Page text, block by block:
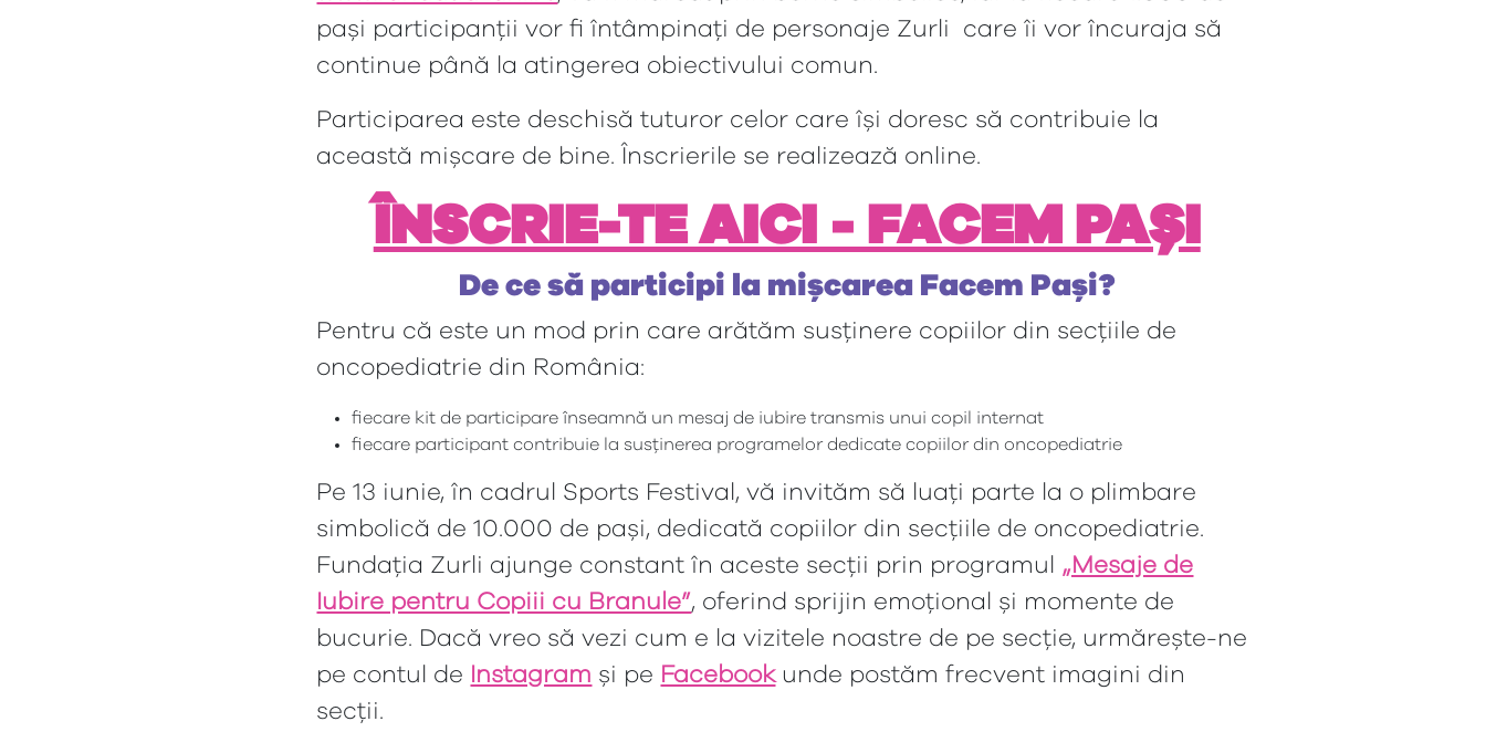
pași participanții vor fi întâmpinați de personaje Zurli care îi vor încuraja să
continue până la atingerea obiectivului comun.
Participarea este deschisă tuturor celor care își doresc să contribuie la
această mișcare de bine. Înscrierile se realizează online.
ÎNSCRIE-TE AICI - FACEM PAȘI
De ce să participi la mișcarea Facem Pași?
Pentru că este un mod prin care arătăm susținere copiilor din secțiile de
oncopediatrie din România:
fiecare kit de participare înseamnă un mesaj de iubire transmis unui copil internat
fiecare participant contribuie la susținerea programelor dedicate copiilor din oncopediatrie
Pe 13 iunie, în cadrul Sports Festival, vă invităm să luați parte la o plimbare
simbolică de 10.000 de pași, dedicată copiilor din secțiile de oncopediatrie.
Fundația Zurli ajunge constant în aceste secții prin programul „Mesaje de
Iubire pentru Copiii cu Branule”, oferind sprijin emoțional și momente de
bucurie. Dacă vreo să vezi cum e la vizitele noastre de pe secție, urmărește-ne
pe contul de
Instagram și pe Facebookunde postăm frecvent imagini din
secții.